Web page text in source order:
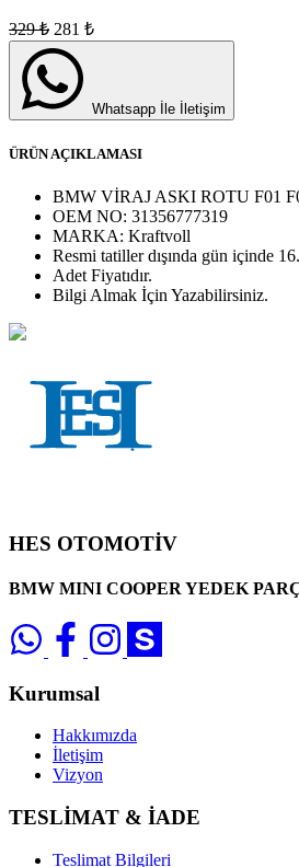
329₺ 281 ₺
Whatsapp İle İletişim
ÜRÜN AÇIKLAMASI
BMW VİRAJ ASKI ROTU F01
OEM NO: 31356777319
MARKA: Kraftvoll
Resmi tatiller dışında gün içinde
Adet Fiyatıdır.
Bilgi Almak İçin Yazabilirsiniz.
HES OTOMOTİV
BMW MINI COOPER YEDEK
Kurumsal
Hakkımızda
İletişim
Vizyon
TESLİMAT & İADE
Teslimat Bilgileri